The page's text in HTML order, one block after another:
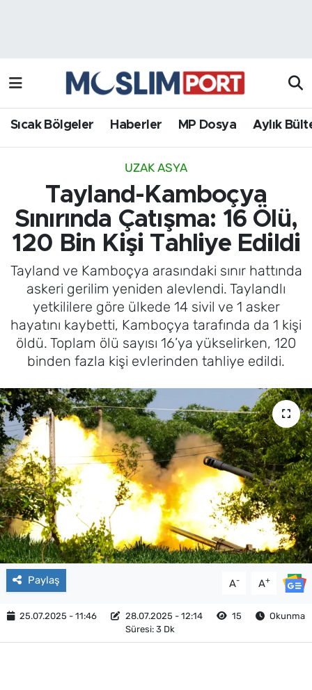
Sıcak Bölgeler Haberler MP Dosya Aylık
UZAK ASYA
Tayland-Kamboçya
Sınırında Çatışma: 16 Ölü,
120 Bin Kişi Tahliye Edildi
Tayland ve Kamboçya arasındaki sınır hattında
askeri gerilim yeniden alevlendi. Taylandlı
yetkililere göre ülkede 14 sivil ve 1 asker
hayatını kaybetti, Kamboçya tarafında da 1 kişi
öldü. Toplam ölü sayısı 16’ya yükselirken, 120
binden fazla kişi evlerinden tahliye edildi.
Paylaş A- A+
25.07.2025 - 11:46 28.07.2025 - 12:14 15
Okunma
Süresi: 3 Dk
Haberler
MP Dosya
Röportaj Haber